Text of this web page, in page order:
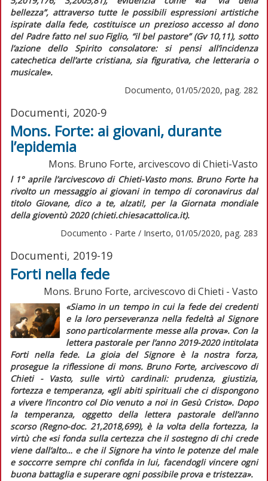
bellezza”, attraverso tutte le possibili espressioni artistiche
ispirate dalla fede, costituisce un prezioso accesso al dono
del Padre fatto nel suo Figlio, “il bel pastore” (Gv 10,11), sotto
l’azione dello Spirito consolatore: si pensi all’incidenza
catechetica dell’arte cristiana, sia figurativa, che letteraria o
musicale».
Documento, 01/05/2020, pag. 282
Documenti, 2020-9
Mons. Forte: ai giovani, durante
l’epidemia
Mons. Bruno Forte, arcivescovo di Chieti-Vasto
l 1° aprile l’arcivescovo di Chieti-Vasto mons. Bruno Forte ha
rivolto un messaggio ai giovani in tempo di coronavirus dal
titolo Giovane, dico a te, alzati!, per la Giornata mondiale
della gioventù 2020 (chieti.chiesacattolica.it).
Documento - Parte / Inserto, 01/05/2020, pag. 283
Documenti, 2019-19
Forti nella fede
Mons. Bruno Forte, arcivescovo di Chieti - Vasto
«Siamo in un tempo in cui la fede dei credenti
e la loro perseveranza nella fedeltà al Signore
sono particolarmente messe alla prova». Con la
lettera pastoraleper l’anno 2019-2020 intitolata
Forti nella fede. La gioia del Signore è la nostra forza,
prosegue la riflessione di mons. Bruno Forte, arcivescovo di
Chieti - Vasto, sulle virtù cardinali: prudenza, giustizia,
fortezza e temperanza, «gli abiti spirituali che ci dispongono
a vivere l’incontro col Dio venuto a noi in Gesù Cristo». Dopo
la temperanza, oggetto della lettera pastorale dell’anno
scorso (Regno-doc.21,2018,699), è la volta della fortezza, la
virtù che «si fonda sulla certezza che il sostegno di chi crede
viene dall’alto… e che il Signore ha vinto le potenze del male
e soccorre sempre chi confida in lui, facendogli vincere ogni
buona battaglia e superare ogni possibile prova e tristezza».